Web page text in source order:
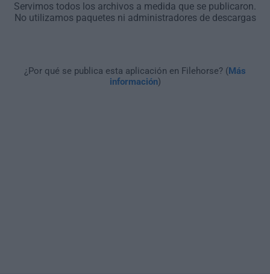
Servimos todos los archivos a medida que se publicaron.
No utilizamos paquetes ni administradores de descargas
¿Por qué se publica esta aplicación en Filehorse? (Más
información)